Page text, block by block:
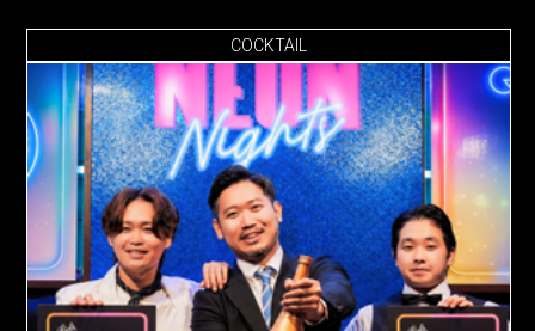
COCKTAIL